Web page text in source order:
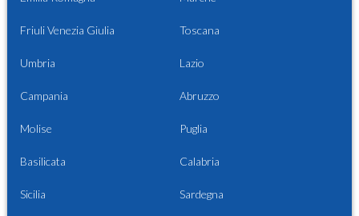
Friuli Venezia Giulia Toscana
Umbria Lazio
Campania Abruzzo
Molise Puglia
Basilicata Calabria
Sicilia Sardegna